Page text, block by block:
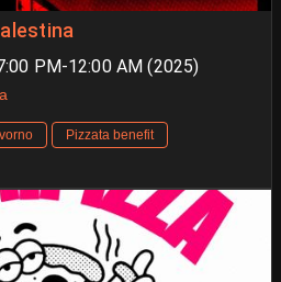
PM-12:00 AM (2025)
Pizzata benefit